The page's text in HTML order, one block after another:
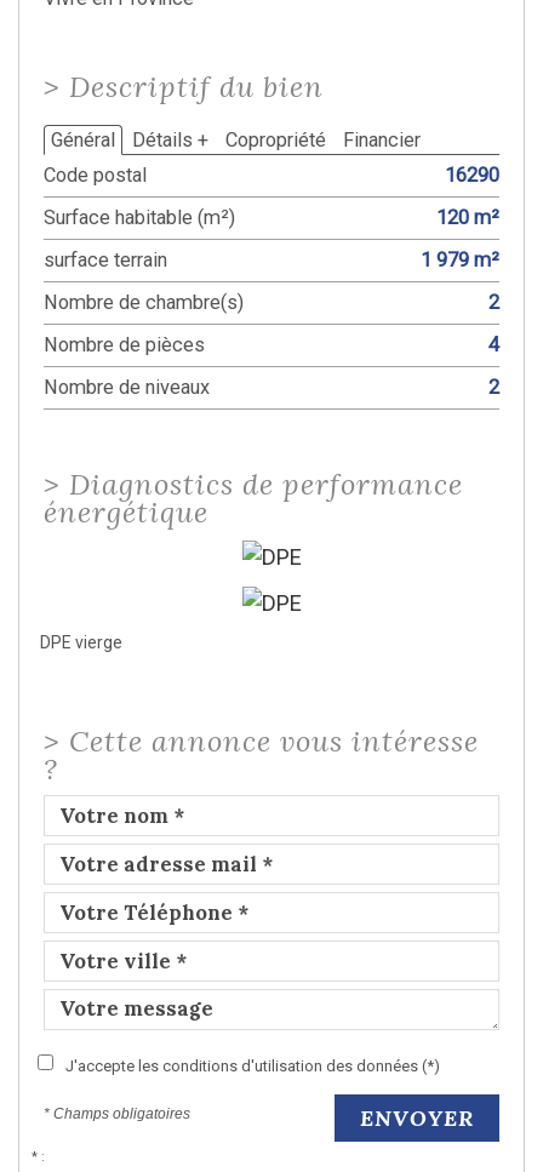
> Descriptif du bien
Général Détails + Copropriété
Financier
Code postal
16290
Surface habitable (m²)
120 m²
surface terrain
1 979 m²
Nombre de chambre(s)
2
Nombre de pièces
4
Nombre de niveaux
2
> Diagnostics de performance
énergétique
DPE vierge
> Cette annonce vous intéresse
?
J'accepte les conditions d'utilisation des données (*)
* Champs obligatoires ENVOYER
* :